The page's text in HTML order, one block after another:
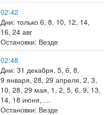
02:42
Дни: только 6, 8, 10, 12, 14,
16, 24 авг
Остановки: Везде
02:48
Дни: 31 декабря, 5, 6, 8,
9 января, 28, 29 апреля, 2, 3,
10, 28, 29 мая, 1, 2, 5, 6, 9, 13,
14, 18 июня, …
Остановки: Везде